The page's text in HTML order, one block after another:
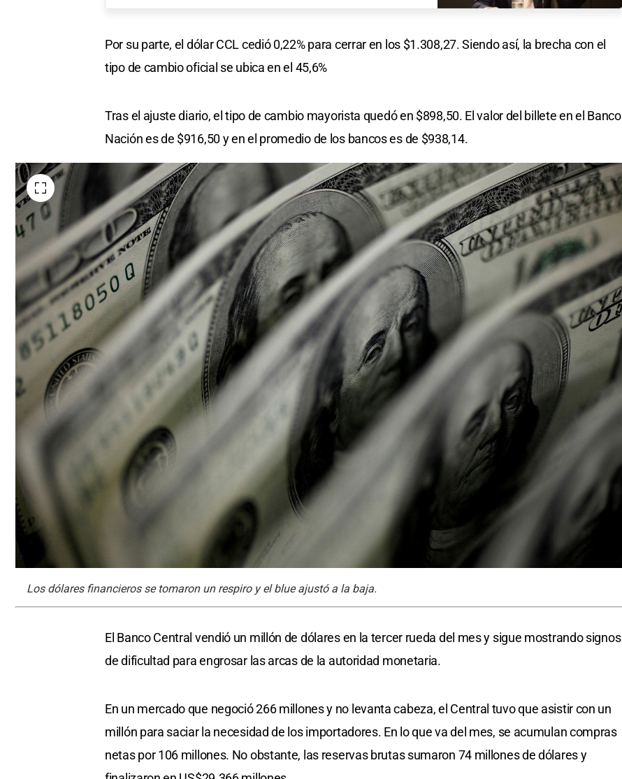
Por su parte, el dólar CCL cedió 0,22% para cerrar en los $1.308,27. Siendo así, la brecha con el
tipo de cambio oficial se ubica en el 45,6%
Tras el ajuste diario, el tipo de cambio mayorista quedó en $898,50. El valor del billete en el Banco
Nación es de $916,50 y en el promedio de los bancos es de $938,14.
Los dólares financieros se tomaron un respiro y el blue ajustó a la baja.
El Banco Central vendió un millón de dólares en la tercer rueda del mes y sigue mostrando signos
de dificultad para engrosar las arcas de la autoridad monetaria.
En un mercado que negoció 266 millones y no levanta cabeza, el Central tuvo que asistir con un
millón para saciar la necesidad de los importadores. En lo que va del mes, se acumulan compras
netas por 106 millones. No obstante, las reservas brutas sumaron 74 millones de dólares y